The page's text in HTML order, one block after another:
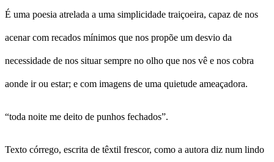
É uma poesia atrelada a uma simplicidade traiçoeira, capaz de nos
acenar com recados mínimos que nos propõe um desvio da
necessidade de nos situar sempre no olho que nos vê e nos cobra
aonde ir ou estar; e com imagens de uma quietude ameaçadora.
“toda noite me deito de punhos fechados”.
Texto córrego, escrita de têxtil frescor, como a autora diz num lindo